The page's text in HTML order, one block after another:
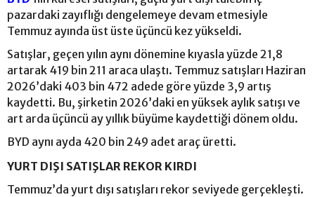
pazardaki zayıflığı dengelemeye devam etmesiyle
Temmuz ayında üst üste üçüncü kez yükseldi.
Satışlar, geçen yılın aynı dönemine kıyasla yüzde 21,8
artarak 419 bin 211 araca ulaştı. Temmuz satışları Haziran
2026’daki 403 bin 472 adede göre yüzde 3,9 artış
kaydetti. Bu, şirketin 2026’daki en yüksek aylık satışı ve
art arda üçüncü ay yıllık büyüme kaydettiği dönem oldu.
BYD aynı ayda 420 bin 249 adet araç üretti.
YURT DIŞI SATIŞLAR REKOR KIRDI
Temmuz’da yurt dışı satışları rekor seviyede gerçekleşti.